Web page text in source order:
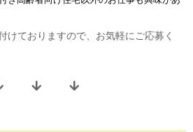
けておりますので、お気軽にご応募く